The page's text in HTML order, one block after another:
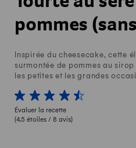
pommes
Inspirée du cheesecake, cette
surmontée de pommes au
les petites et les grandes
1 von 5 étoiles
2 von 5 étoiles
3 von 5 étoiles
4 von 5 étoiles
5 von 5 étoiles
Évaluer la recette
(4.5 étoiles / 8 avis)